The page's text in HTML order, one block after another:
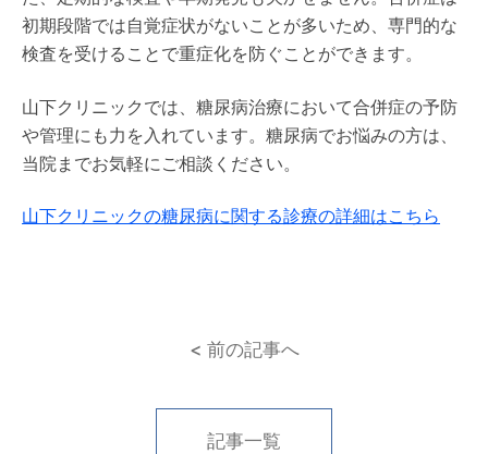
初期段階では自覚症状がないことが多いため、専門的な
検査を受けることで重症化を防ぐことができます。
山下クリニックでは、糖尿病治療において合併症の予防
や管理にも力を入れています。糖尿病でお悩みの方は、
当院までお気軽にご相談ください。
山下クリニックの糖尿病に関する診療の詳細はこちら
< 前の記事へ
記事一覧